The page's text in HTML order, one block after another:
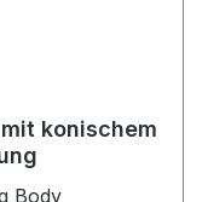
mit konischem
Body